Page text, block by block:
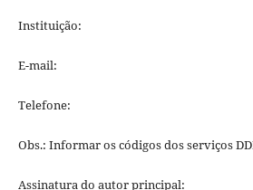
Instituição:
E-mail:
Telefone:
Obs.: Informar os códigos dos serviços
Assinatura do autor principal: